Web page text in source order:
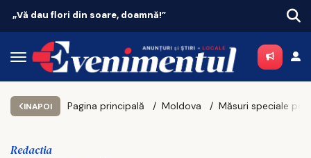
Vacanțe 2026: Portugalia conduce topul
INAPOI Pagina principală Moldova
Redactia